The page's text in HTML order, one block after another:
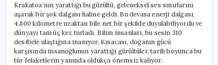
Krakatoa’nın yarattığı bu gürültü, geleneksel ses sınırlarını
aşarak bir şok dalgası haline geldi. Bu devasa enerji dalgası,
4.800 kilometre uzaktan bile net bir şekilde duyulabiliyordu ve
dünyayı tam üç kez turladı. Bilim insanları, bu sesin 310
desibele ulaştığına inanıyor. Kısacası, doğanın gücü
karşısında insanoğlunun yarattığı gürültüler, tarih boyunca bu
tür felaketlerin yanında oldukça önemsiz kalıyor.